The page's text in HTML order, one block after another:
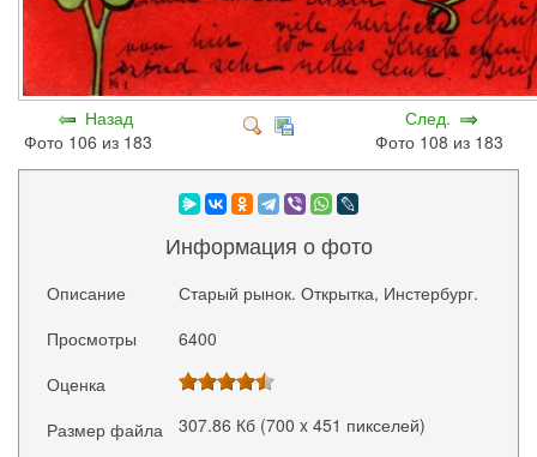
Назад
Фото 106 из 183
След.
Фото 108 из 183
Информация о фото
Описание
Старый рынок. Открытка, Инстербург.
Просмотры
6400
Оценка
Размер файла
307.86 Кб (700 x 451 пикселей)